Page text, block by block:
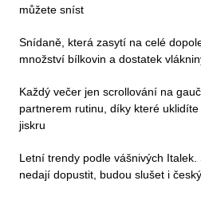
můžete sníst
Snídaně, která zasytí na celé
množství bílkovin a dostatek
Každý večer jen scrollování na
partnerem rutinu, díky které
jiskru
Letní trendy podle vášnivých
nedají dopustit, budou slušet i